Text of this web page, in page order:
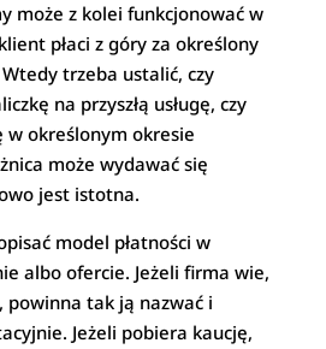
może z kolei funkcjonować w
płaci z góry za określony
trzeba ustalić, czy
na przyszłą usługę, czy
w określonym okresie
może wydawać się
jest istotna.
model płatności w
albo ofercie. Jeżeli firma wie,
powinna tak ją nazwać i
Jeżeli pobiera kaucję,